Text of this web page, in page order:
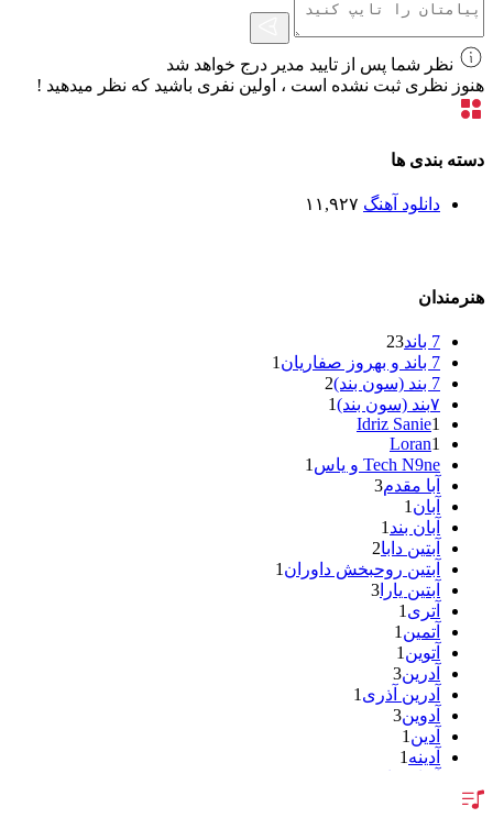
نظر شما پس از تایید مدیر درج خواهد شد
هنوز نظری ثبت نشده است ، اولین نفری باشید که نظر میدهید !
دسته بندی ها
دانلود آهنگ ۱۱,۹۲۷
هنرمندان
7 باند
23
7 باند و بهروز صفاریان
1
7 بند (سون بند)
2
۷بند (سون بند)
1
Idriz Sanie1
Loran1
Tech N9ne و یاس
1
آبا مقدم3
آبان 1
آبان بند 1
آبتین دابا2
آبتین روحبخش داوران 1
آبتین یارا 3
آتری 1
آتمین 1
آتوین 1
آدرین3
آدرین آذری 1
آدوین3
آدین 1
آدینه 1